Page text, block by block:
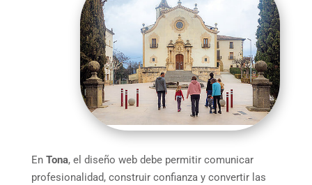
En Tona, el diseño web debe permitir comunicar
profesionalidad, construir confianza y convertir las